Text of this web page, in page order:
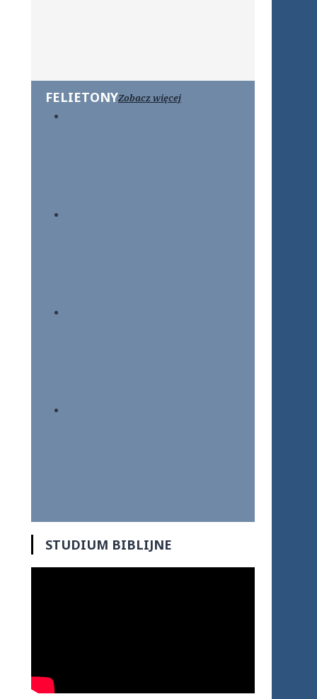
FELIETONYZobacz więcej
STUDIUM BIBLIJNE